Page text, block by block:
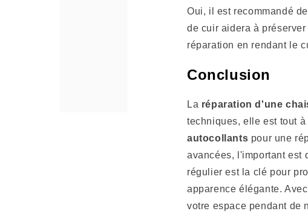
Oui, il est recommandé
de cuir aidera à
réparation en rendant le
Conclusion
La réparation d'une
techniques, elle est tout
autocollants pour une
avancées, l'important est
régulier est la clé pour
apparence élégante.
votre espace pendant de